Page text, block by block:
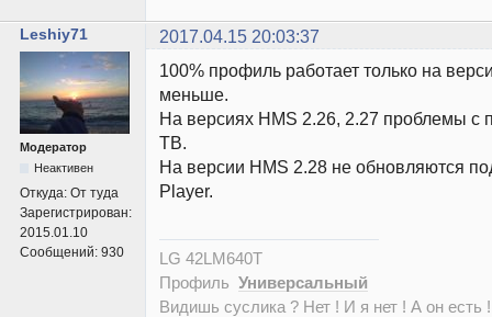
Leshiy71 2017.04.15 20:03:37
Модератор
Неактивен
Откуда: От туда
Зарегистрирован:
2015.01.10
Сообщений: 930
100% профиль работает только на
меньше.
На версиях HMS 2.26, 2.27 проблемы с
ТВ.
На версии HMS 2.28 не обновляются
Player.
LG 42LM640T
Профиль Универсальный
Видишь суслика ? Нет ! И я нет ! А он есть